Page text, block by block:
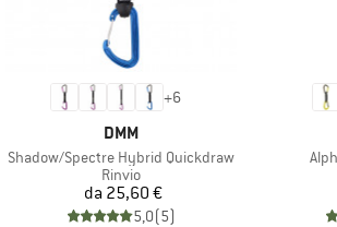
+6
MARCHIO
DMM
Articolo
Shadow/Spectre Hybrid Quickdraw
Gruppo di prodotti
Rinvio
Prezzo
da 25,60 €
5,0(5)